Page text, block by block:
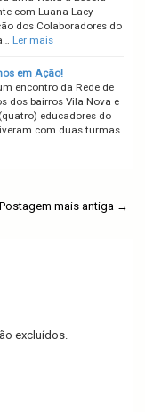
com Luana Lacy
dos Colaboradores do
Ler mais
em Ação!
encontro da Rede de
dos bairros Vila Nova e
educadores do
com duas turmas
Postagem mais antiga →
excluídos.